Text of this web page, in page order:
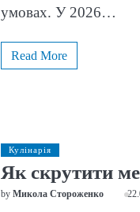
умовах. У 2026…
Read More
Кулінарія
Як скрутити
by Микола Стороженко